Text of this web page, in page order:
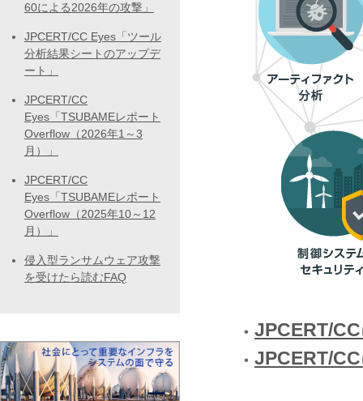
JPCERT/
JPCERT/
60による2026年の攻撃」
JPCERT/CC Eyes「ツール
分析結果シートのアップデ
ート」
JPCERT/CC
Eyes「TSUBAMEレポート
Overflow（2026年1～3
月）」
JPCERT/CC
Eyes「TSUBAMEレポート
Overflow（2025年10～12
月）」
侵入型ランサムウェア攻撃
を受けたら読むFAQ